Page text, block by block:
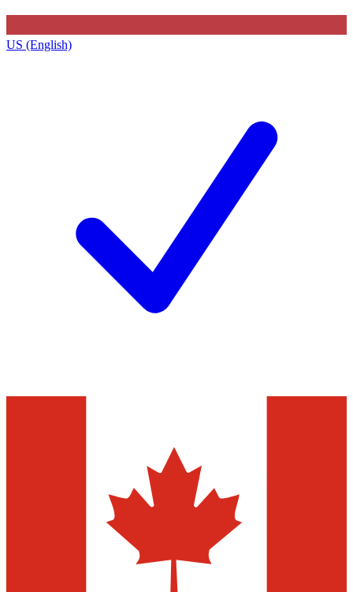
US (English)